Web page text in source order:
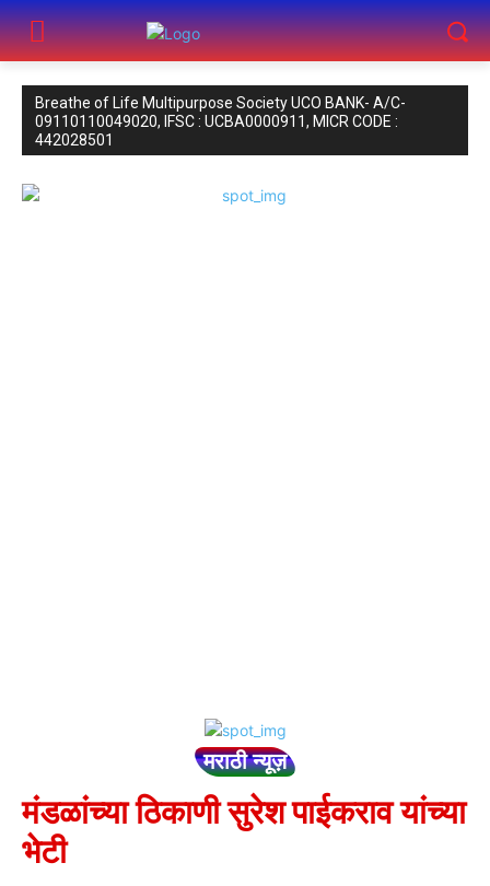
Breathe of Life Multipurpose Society UCO BANK- A/C-
09110110049020, IFSC : UCBA0000911, MICR CODE :
442028501
मराठी न्यूज़
मंडळांच्या ठिकाणी सुरेश पाईकराव यांच्या
भेटी